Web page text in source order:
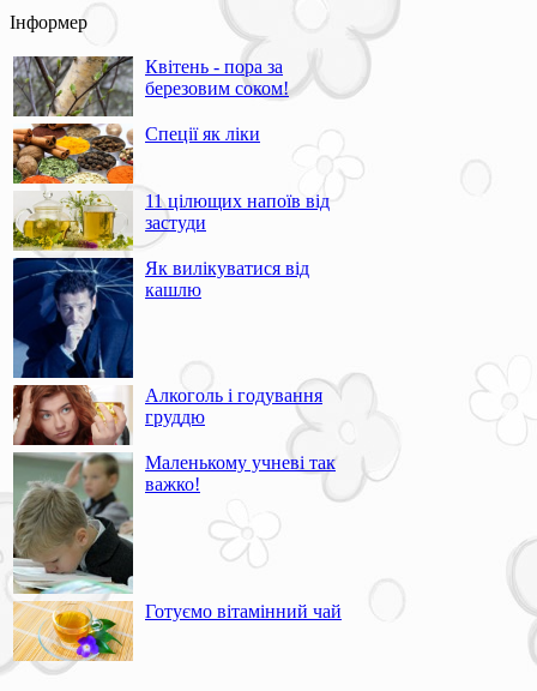
Інформер
Квітень - пора за
березовим соком!
Спеції як ліки
11 цілющих напоїв від
застуди
Як вилікуватися від
кашлю
Алкоголь і годування
груддю
Маленькому учневі так
важко!
Готуємо вітамінний чай